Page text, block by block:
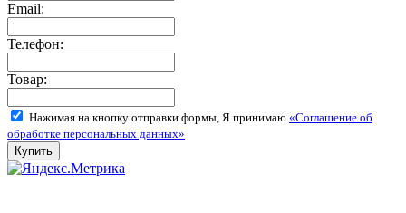
Email:
Телефон:
Товар:
Нажимая на кнопку отправки формы, Я принимаю «Соглашение об
обработке персональных данных»